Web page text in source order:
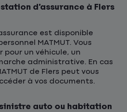
d’assurance à Flers
est disponible
MATMUT. Vous
un véhicule, un
administrative. En cas
de Flers peut vous
à vos documents.
auto ou habitation